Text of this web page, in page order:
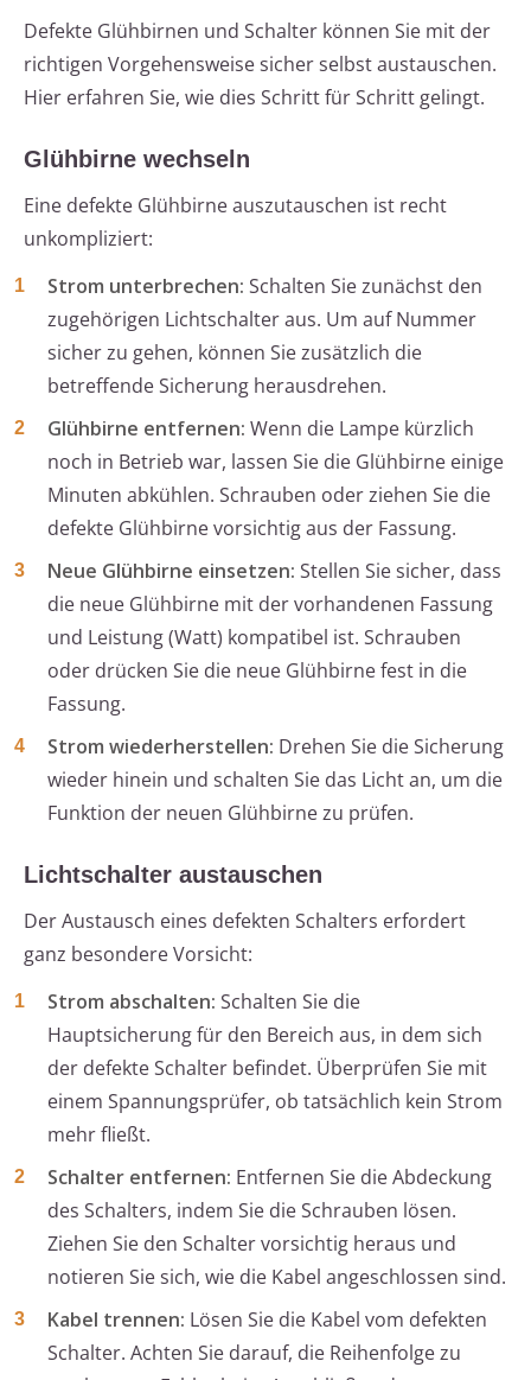
Defekte Glühbirnen und Schalter können Sie mit der
richtigen Vorgehensweise sicher selbst austauschen.
Hier erfahren Sie, wie dies Schritt für Schritt gelingt.
Glühbirne wechseln
Eine defekte Glühbirne auszutauschen ist recht
unkompliziert:
Strom unterbrechen: Schalten Sie zunächst den
zugehörigen Lichtschalter aus. Um auf Nummer
sicher zu gehen, können Sie zusätzlich die
betreffende Sicherung herausdrehen.
Glühbirne entfernen: Wenn die Lampe kürzlich
noch in Betrieb war, lassen Sie die Glühbirne einige
Minuten abkühlen. Schrauben oder ziehen Sie die
defekte Glühbirne vorsichtig aus der Fassung.
Neue Glühbirne einsetzen: Stellen Sie sicher, dass
die neue Glühbirne mit der vorhandenen Fassung
und Leistung (Watt) kompatibel ist. Schrauben
oder drücken Sie die neue Glühbirne fest in die
Fassung.
Strom wiederherstellen: Drehen Sie die Sicherung
wieder hinein und schalten Sie das Licht an, um die
Funktion der neuen Glühbirne zu prüfen.
Lichtschalter austauschen
Der Austausch eines defekten Schalters erfordert
ganz besondere Vorsicht:
Strom abschalten: Schalten Sie die
Hauptsicherung für den Bereich aus, in dem sich
der defekte Schalter befindet. Überprüfen Sie mit
einem Spannungsprüfer, ob tatsächlich kein Strom
mehr fließt.
Schalter entfernen: Entfernen Sie die Abdeckung
des Schalters, indem Sie die Schrauben lösen.
Ziehen Sie den Schalter vorsichtig heraus und
notieren Sie sich, wie die Kabel angeschlossen sind.
Kabel trennen: Lösen Sie die Kabel vom defekten
Schalter. Achten Sie darauf, die Reihenfolge zu